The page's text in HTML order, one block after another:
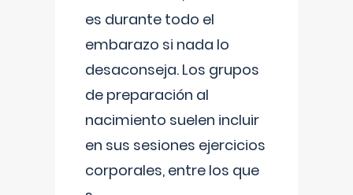
es durante todo el
embarazo si nada lo
desaconseja. Los grupos
de preparación al
nacimiento suelen incluir
en sus sesiones ejercicios
corporales, entre los que